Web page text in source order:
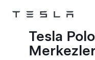
Tesla
Tesla